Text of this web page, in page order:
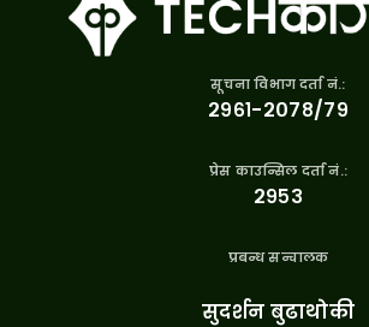
सूचना विभाग दर्ता नं.:
२९६१-२०७८/७९
प्रेस काउन्सिल दर्ता नं.:
२९५३
प्रबन्ध सन्चालक
सुदर्शन बुढाथोकी